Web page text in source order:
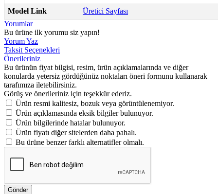
Model Link
Üretici Sayfası
Yorumlar
Bu ürüne ilk yorumu siz yapın!
Yorum Yaz
Taksit Seçenekleri
Önerileriniz
Bu ürünün fiyat bilgisi, resim, ürün açıklamalarında ve diğer
konularda yetersiz gördüğünüz noktaları öneri formunu kullanarak
tarafımıza iletebilirsiniz.
Görüş ve önerileriniz için teşekkür ederiz.
Ürün resmi kalitesiz, bozuk veya görüntülenemiyor.
Ürün açıklamasında eksik bilgiler bulunuyor.
Ürün bilgilerinde hatalar bulunuyor.
Ürün fiyatı diğer sitelerden daha pahalı.
Bu ürüne benzer farklı alternatifler olmalı.
Gönder